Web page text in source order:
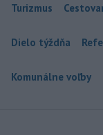
Turizmus
Dielo týždňa
Komunálne voľby